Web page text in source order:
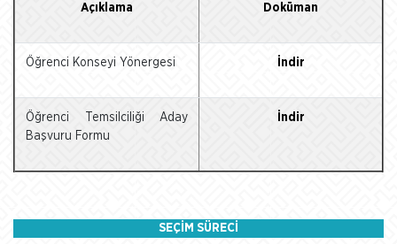
Açıklama Doküman
Öğrenci Konseyi Yönergesi İndir
Öğrenci Temsilciliği Aday
Başvuru Formu
İndir
SEÇİM SÜRECİ